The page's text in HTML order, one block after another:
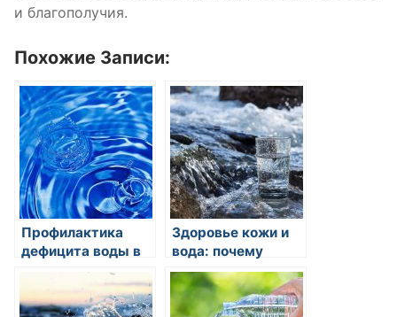
и благополучия.
Похожие Записи:
Профилактика
дефицита воды в
организме: как
питье воды может
помочь избежать
Здоровье кожи и
вода: почему
гидратация кожи
является
ключевым